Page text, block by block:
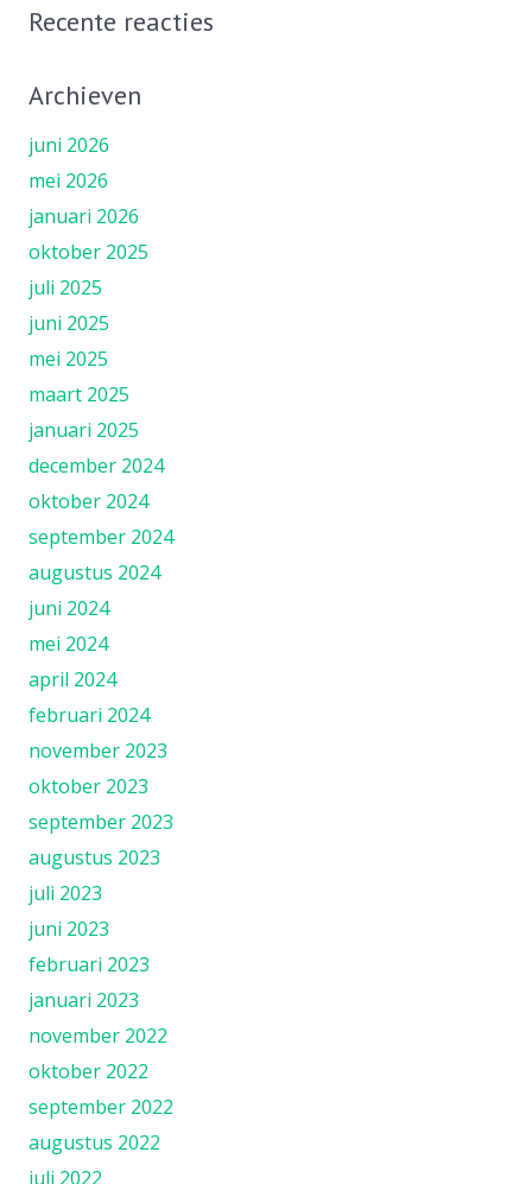
Recente reacties
Archieven
juni 2026
mei 2026
januari 2026
oktober 2025
juli 2025
juni 2025
mei 2025
maart 2025
januari 2025
december 2024
oktober 2024
september 2024
augustus 2024
juni 2024
mei 2024
april 2024
februari 2024
november 2023
oktober 2023
september 2023
augustus 2023
juli 2023
juni 2023
februari 2023
januari 2023
november 2022
oktober 2022
september 2022
augustus 2022
juli 2022